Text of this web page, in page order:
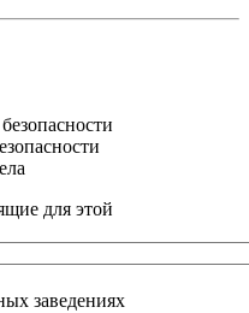
для этой
заведениях